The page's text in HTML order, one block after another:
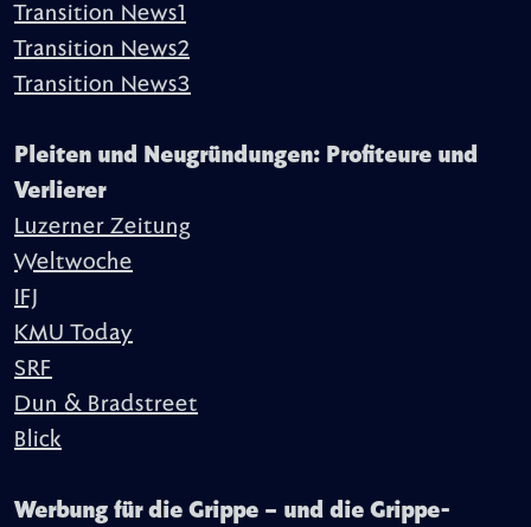
Transition News1
Transition News2
Transition News3
Pleiten und Neugründungen: Profiteure und
Verlierer
Luzerner Zeitung
Weltwoche
IFJ
KMU Today
SRF
Dun & Bradstreet
Blick
Werbung für die Grippe – und die Grippe-